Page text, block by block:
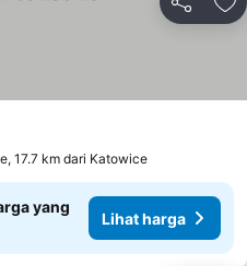
Bagikan
17.7 km dari Katowice
yang
Lihat harga